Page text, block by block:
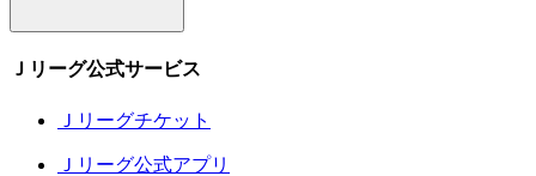
Ｊリーグ公式サービス
Ｊリーグチケット
Ｊリーグ公式アプリ